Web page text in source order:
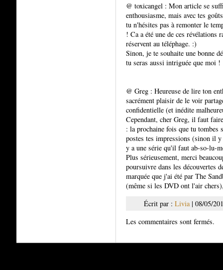
@ toxicangel : Mon article se
enthousiasme, mais avec tes
tu n'hésites pas à remonter le
! Ca a été une de ces révélations
réservent au téléphage. :)
Sinon, je te souhaite une bonne
tu seras aussi intriguée que moi !
@ Greg : Heureuse de lire ton
sacrément plaisir de le voir
confidentielle (et inédite
Cependant, cher Greg, il faut
: la prochaine fois que tu
postes tes impressions (sinon il
y a une série qu'il faut ab-so-lu-
Plus sérieusement, merci
poursuivre dans les découvertes
marquée que j'ai été par The
(même si les DVD ont l'air
Écrit par : Livia| 08/05/
Les commentaires sont fermés.